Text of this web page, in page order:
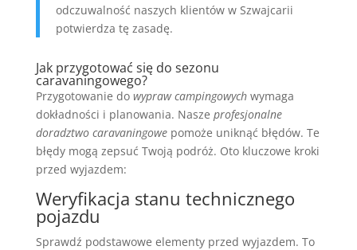
odczuwalność naszych klientów w Szwajcarii
potwierdza tę zasadę.
Jak przygotować się do sezonu
caravaningowego?
Przygotowanie do wypraw campingowychwymaga
dokładności i planowania. Nasze profesjonalne
doradztwo caravaningowepomoże uniknąć błędów. Te
błędy mogą zepsuć Twoją podróż. Oto kluczowe kroki
przed wyjazdem:
Weryfikacja stanu technicznego
pojazdu
Sprawdź podstawowe elementy przed wyjazdem. To